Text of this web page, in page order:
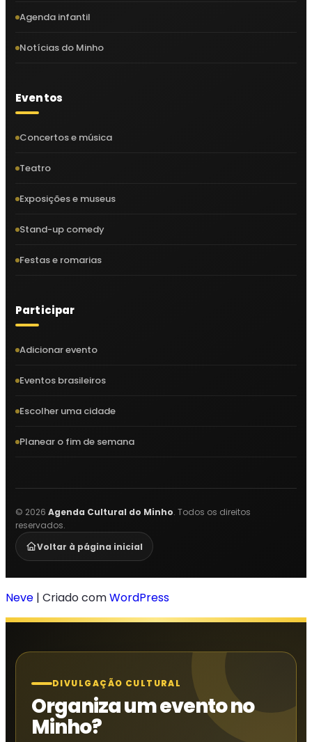
Agenda infantil
Notícias do Minho
Eventos
Concertos e música
Teatro
Exposições e museus
Stand-up comedy
Festas e romarias
Participar
Adicionar evento
Eventos brasileiros
Escolher uma cidade
Planear o fim de semana
© 2026 Agenda Cultural do Minho. Todos os direitos
reservados.
Voltar à página inicial
Neve | Criado comWordPress
DIVULGAÇÃO CULTURAL
Organiza um evento no
Minho?